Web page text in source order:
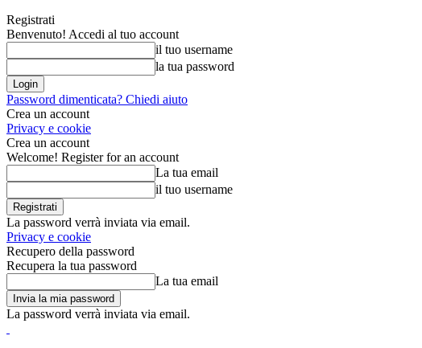
Registrati
Benvenuto! Accedi al tuo account
il tuo username
la tua password
Password dimenticata? Chiedi aiuto
Crea un account
Privacy e cookie
Crea un account
Welcome! Register for an account
La tua email
il tuo username
La password verrà inviata via email.
Privacy e cookie
Recupero della password
Recupera la tua password
La tua email
La password verrà inviata via email.